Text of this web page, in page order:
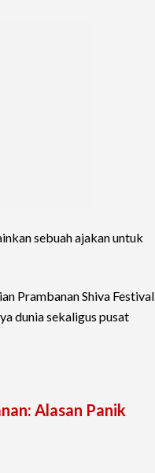
sebuah ajakan untuk
Prambanan Shiva Festival
dunia sekaligus pusat
Alasan Panik